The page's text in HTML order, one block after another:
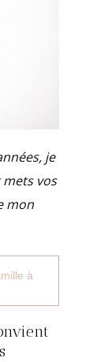
je
vos
mon
à